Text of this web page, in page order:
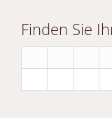
Finden Sie